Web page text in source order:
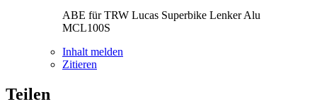
ABE für TRW Lucas Superbike Lenker Alu
MCL100S
Inhalt melden
Zitieren
Teilen